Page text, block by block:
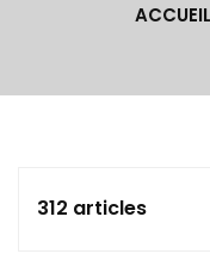
ACCUEIL
312 articles